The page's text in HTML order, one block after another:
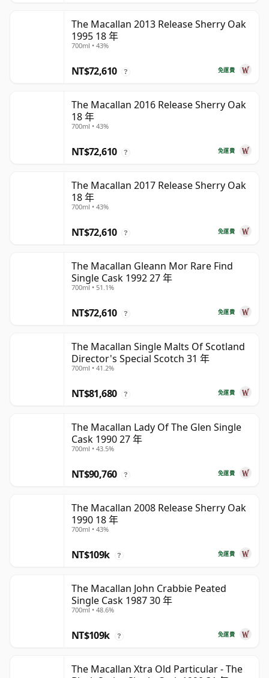
The Macallan 2013 Release Sherry Oak
1995 18 年
700ml • 43%
免運費
NT$72,610 ?
The Macallan 2016 Release Sherry Oak
18 年
700ml • 43%
免運費
NT$72,610 ?
The Macallan 2017 Release Sherry Oak
18 年
700ml • 43%
免運費
NT$72,610 ?
The Macallan Gleann Mor Rare Find
Single Cask 1992 27 年
700ml • 51.1%
免運費
NT$72,610 ?
The Macallan Single Malts Of Scotland
Director's Special Scotch 31 年
700ml • 41.2%
免運費
NT$81,680 ?
The Macallan Lady Of The Glen Single
Cask 1990 27 年
700ml • 43.5%
免運費
NT$90,760 ?
The Macallan 2008 Release Sherry Oak
1990 18 年
700ml • 43%
免運費
NT$109k ?
The Macallan John Crabbie Peated
Single Cask 1987 30 年
700ml • 48.6%
免運費
NT$109k ?
The Macallan Xtra Old Particular - The